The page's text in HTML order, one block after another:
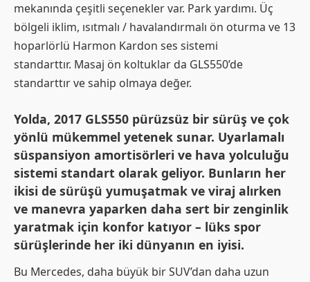
mekanında çeşitli seçenekler var. Park yardımı. Üç
bölgeli iklim, ısıtmalı / havalandırmalı ön oturma ve 13
hoparlörlü Harmon Kardon ses sistemi
standarttır. Masaj ön koltuklar da GLS550’de
standarttır ve sahip olmaya değer.
Yolda, 2017 GLS550 pürüzsüz bir sürüş ve çok
yönlü mükemmel yetenek sunar. Uyarlamalı
süspansiyon amortisörleri ve hava yolculuğu
sistemi standart olarak geliyor. Bunların her
ikisi de sürüşü yumuşatmak ve viraj alırken
ve manevra yaparken daha sert bir zenginlik
yaratmak için konfor katıyor – lüks spor
sürüşlerinde her iki dünyanın en iyisi.
Bu Mercedes, daha büyük bir SUV’dan daha uzun